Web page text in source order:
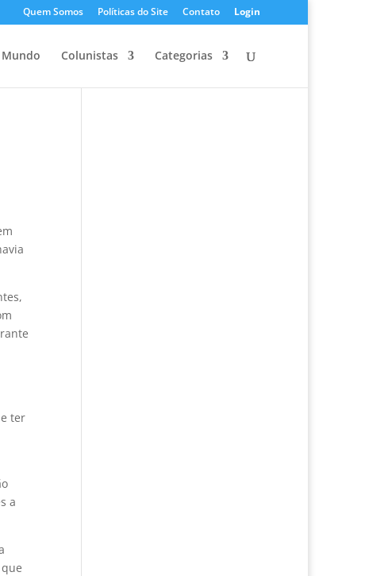
Quem Somos Políticas do Site Contato Login
Mundo Colunistas Categorias
ter
a